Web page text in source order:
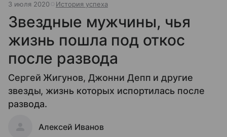
3 июля 2020 История успеха
Звездные мужчины, чья
жизнь пошла под откос
после развода
Сергей Жигунов, Джонни Депп и другие
звезды, жизнь которых испортилась после
развода.
Алексей Иванов